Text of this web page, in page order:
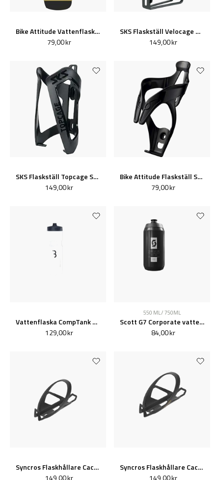
Bike Attitude Vattenflaska Bottle Up sugar cane 750ml Svart/Guld
79,00 kr
SKS Flaskställ Velocage Mattsvart
149,00 kr
SKS Flaskställ Topcage Svart
149,00 kr
Bike Attitude Flaskställ Svart
79,00 kr
Vattenflaska CompTank 750ml
129,00 kr
550 ML / 750ML
Scott G7 Corporate vattenflaska
84,00 kr
Syncros Flaskhållare Cache cage 2.0 Svart
149,00 kr
Syncros Flaskhållare Cache cage 2.0 Svart/Orange
149,00 kr